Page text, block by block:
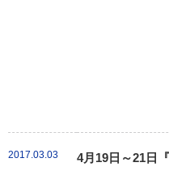
2017.03.03 4月19日～21日